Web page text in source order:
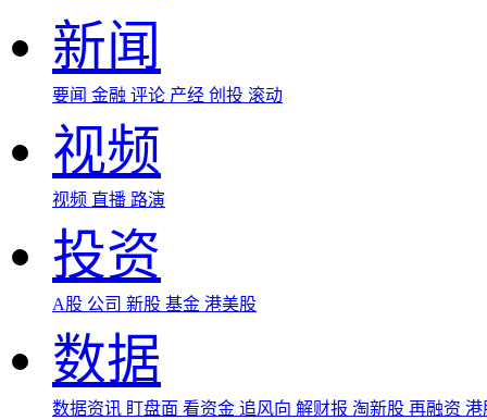
新闻
要闻 金融 评论 产经 创投 滚动
视频
视频 直播 路演
投资
A股 公司 新股 基金 港美股
数据
数据资讯 盯盘面 看资金 追风向 解财报 淘新股 再融资